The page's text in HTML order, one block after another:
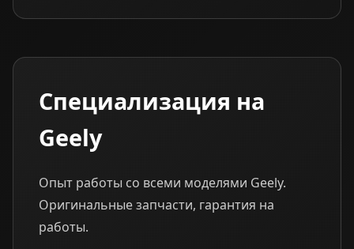
Специализация на
Geely
Опыт работы со всеми моделями Geely.
Оригинальные запчасти, гарантия на
работы.